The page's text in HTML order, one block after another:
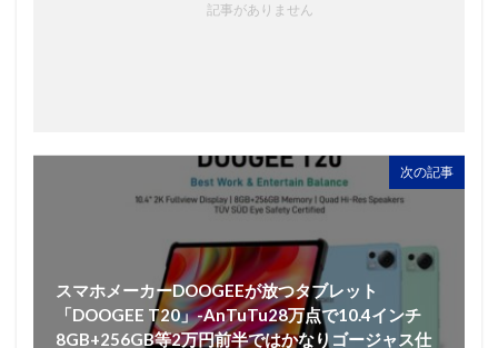
記事がありません
次の記事
スマホメーカーDOOGEEが放つタブレット
「DOOGEE T20」-AnTuTu28万点で10.4インチ
8GB+256GB等2万円前半ではかなりゴージャス仕